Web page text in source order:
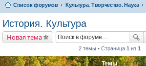
Список форумов Культура. Творчество. Наука
История. Культура
Новая тема
2 темы • Страница 1 из 1
Темы